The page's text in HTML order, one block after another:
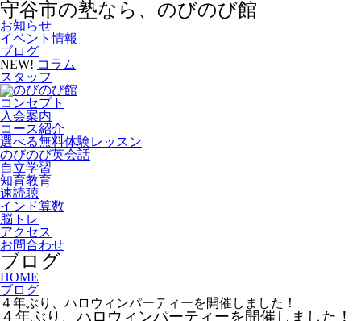
守谷市の塾なら、のびのび館
お知らせ
イベント情報
ブログ
NEW! コラム
スタッフ
コンセプト
入会案内
コース紹介
選べる無料体験レッスン
のびのび英会話
自立学習
知育教育
速読聴
インド算数
脳トレ
アクセス
お問合わせ
ブログ
HOME
ブログ
４年ぶり、ハロウィンパーティーを開催しました！
４年ぶり、ハロウィンパーティーを開催しました！